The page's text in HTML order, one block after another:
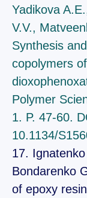
Yadikova
V.V.,
Synthesis
copolymers
Polymer
1. P. 47-60.
10.1134/
17.
Bondarenko
of epoxy